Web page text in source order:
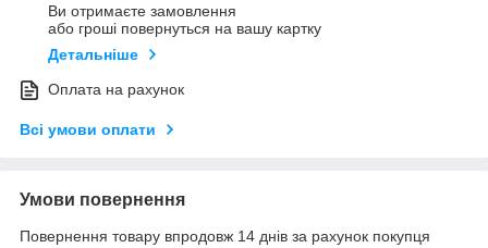
Ви отримаєте замовлення
або гроші повернуться на вашу картку
Детальніше
Оплата на рахунок
Всі умови оплати
Умови повернення
Повернення товару впродовж 14 днів за рахунок покупця